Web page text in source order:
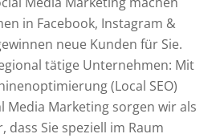
in Facebook, Instagram &
neue Kunden für Sie.
tätige Unternehmen: Mit
(Local SEO)
Media Marketing sorgen wir als
dass Sie speziell im Raum